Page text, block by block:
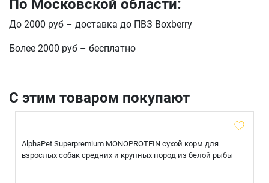
По Московской области:
До 2000 руб – доставка до ПВЗ Boxberry
Более 2000 руб – бесплатно
С этим товаром покупают
AlphaPet Superpremium MONOPROTEIN сухой корм для
взрослых собак средних и крупных пород из белой рыбы